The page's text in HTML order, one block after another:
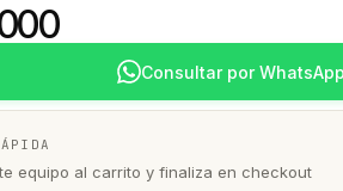
Consultar por WhatsApp
equipo al carrito y finaliza en checkout